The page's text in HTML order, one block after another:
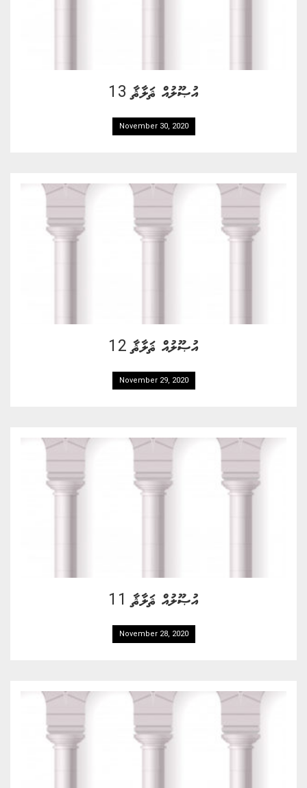
އުޞޫލުއް ޘަލާޘާ 13
November 30, 2020
އުޞޫލުއް ޘަލާޘާ 12
November 29, 2020
އުޞޫލުއް ޘަލާޘާ 11
November 28, 2020